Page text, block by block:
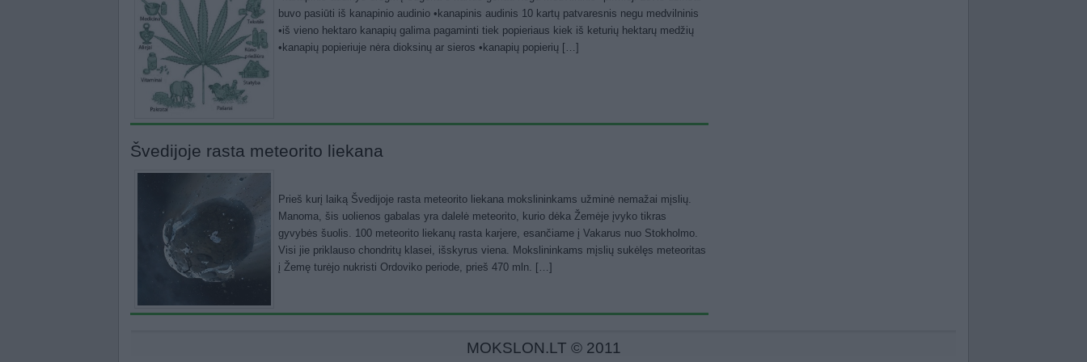
buvo pasiūti iš kanapinio audinio •kanapinis audinis 10 kartų patvaresnis negu medvilninis
•iš vieno hektaro kanapių galima pagaminti tiek popieriaus kiek iš keturių hektarų medžių
•kanapių popieriuje nėra dioksinų ar sieros •kanapių popierių […]
Švedijoje rasta meteorito liekana
Prieš kurį laiką Švedijoje rasta meteorito liekana mokslininkams užminė nemažai mįslių.
Manoma, šis uolienos gabalas yra dalelė meteorito, kurio dėka Žemėje įvyko tikras
gyvybės šuolis. 100 meteorito liekanų rasta karjere, esančiame į Vakarus nuo Stokholmo.
Visi jie priklauso chondritų klasei, išskyrus viena. Mokslininkams mįslių sukėlęs meteoritas
į Žemę turėjo nukristi Ordoviko periode, prieš 470 mln. […]
MOKSLON.LT © 2011